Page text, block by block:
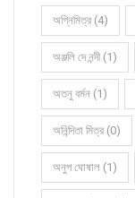
অগ্নিমিত্র (4)
অঞ্জলি দে নন্দী (1)
অতনু বর্মন (1)
অনিন্দিতা মিত্র (0)
অনুপ ঘোষাল (1)